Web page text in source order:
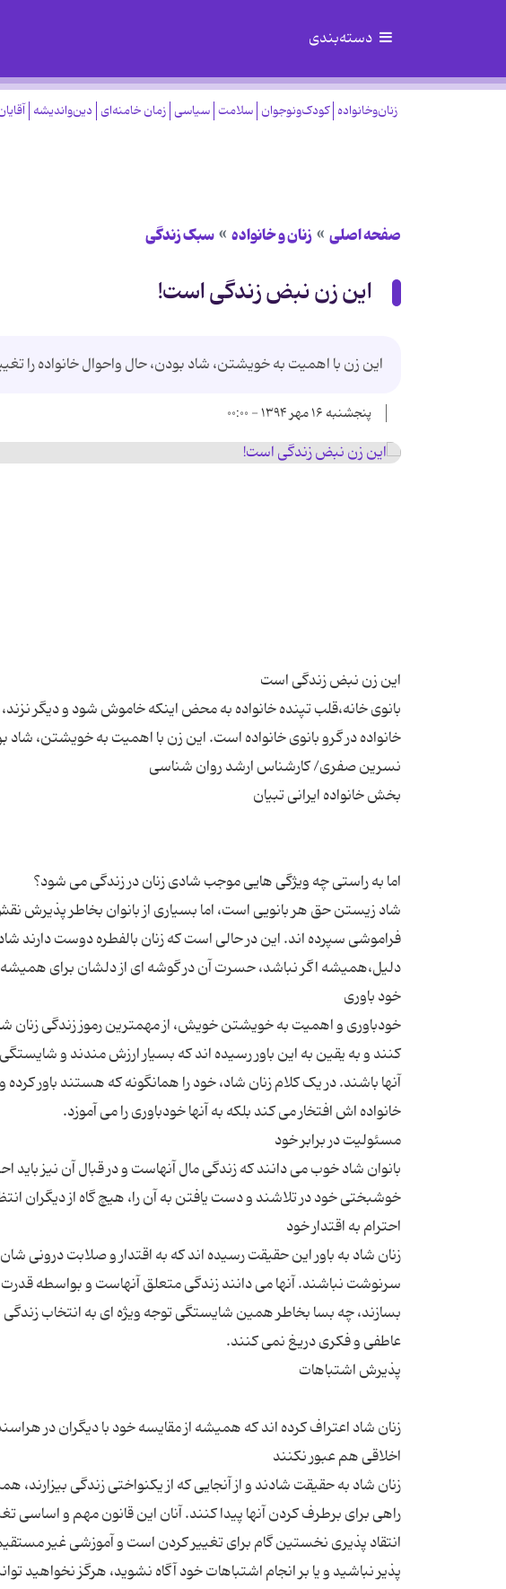
دسته‌بندی
زنان‌وخانواده کودک‌ونوجوان سلامت سیاسی زمان خامنه‌ای دین‌واندیشه
صفحه اصلی زنان و خانواده سبک زندگی
این زن نبض زندگی است!
این زن با اهمیت به خویشتن، شاد بودن، حال واحوال خانواده را
پنجشنبه ۱۶ مهر ۱۳۹۴ - ۰۰:۰۰
بانوی خانه،قلب تپنده خانواده به محض اینکه خاموش شود و دیگر
شاد زیستن حق هر بانویی است، اما بسیاری از بانوان بخاطر پذیرش
فراموشی سپرده اند. این در حالی است که زنان بالفطره دوست دارند
خودباوری و اهمیت به خویشتن خویش، از مهمترین رموز زندگی زنان
کنند و به یقین به این باور رسیده اند که بسیار ارزش مندند و
آنها باشند. در یک کلام زنان شاد، خود را همانگونه که هستند باور
بانوان شاد خوب می دانند که زندگی مال آنهاست و در قبال آن نیز
زنان شاد به باور این حقیقت رسیده اند که به اقتدار و صلابت درونی
سرنوشت نباشند. آنها می دانند زندگی متعلق آنهاست و بواسطه قدرت
بسازند، چه بسا بخاطر همین شایستگی توجه ویژه ای به انتخاب زندگی
زنان شاد اعتراف کرده اند که همیشه از مقایسه خود با دیگران در
زنان شاد به حقیقت شادند و از آنجایی که از یکنواختی زندگی
راهی برای برطرف کردن آنها پیدا کنند. آنان این قانون مهم و اساسی
انتقاد پذیری نخستین گام برای تغییر کردن است و آموزشی غیر
پذیر نباشید و یا بر انجام اشتباهات خود آگاه نشوید، هرگز نخواهید